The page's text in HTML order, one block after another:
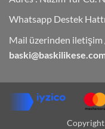
Whatsapp Destek
Mail üzerinden iletişim